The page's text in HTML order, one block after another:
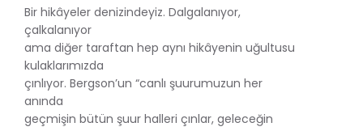
Bir hikâyeler denizindeyiz. Dalgalanıyor,
çalkalanıyor
ama diğer taraftan hep aynı hikâyenin uğultusu
kulaklarımızda
çınlıyor. Bergson’un “canlı şuurumuzun her
anında
geçmişin bütün şuur halleri çınlar, geleceğin